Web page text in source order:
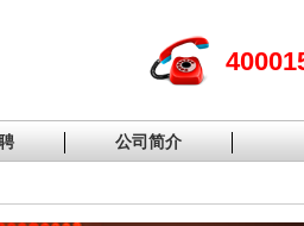
公司简介